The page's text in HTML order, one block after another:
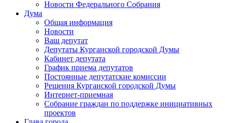
Новости Федерального Cобрания
Дума
Общая информация
Новости
Ваш депутат
Депутаты Курганской городской Думы
Кабинет депутата
График приема депутатов
Постоянные депутатские комиссии
Решения Курганской городской Думы
Интернет-приемная
Собрание граждан по поддержке инициативных
проектов